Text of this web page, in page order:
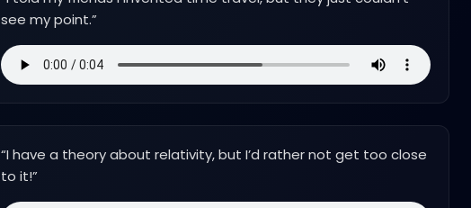
see my point.”
“I have a theory about relativity, but I’d rather not get too close
to it!”